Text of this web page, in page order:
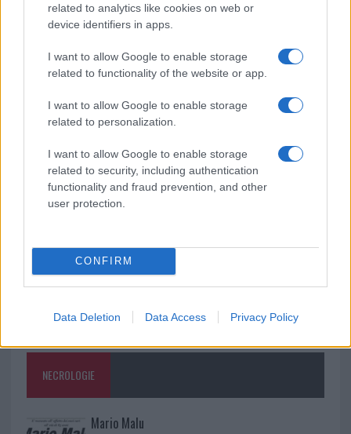
related to analytics like cookies on web or
device identifiers in apps.
I want to allow Google to enable storage
related to functionality of the website or app.
I want to allow Google to enable storage
related to personalization.
I want to allow Google to enable storage
related to security, including authentication
functionality and fraud prevention, and other
user protection.
CONFIRM
Data Deletion Data Access Privacy Policy
Pausa caffè impeccabile: come scegliere la
rinascita della strada che segnò la Gallura
Raid nelle campagne di Berchidda, rischio per
la rete elettrica
NECROLOGIE
Mario Malu